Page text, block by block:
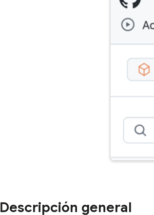
Descripción general